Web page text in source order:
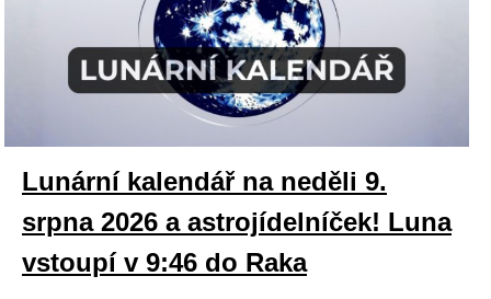
Lunární kalendář na neděli 9.
srpna 2026 a astrojídelníček! Luna
vstoupí v 9:46 do Raka